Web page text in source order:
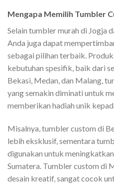
Mengapa Memilih Tumbler
Selain tumbler murah di Jogja
Anda juga dapat
sebagai pilihan terbaik.
kebutuhan spesifik, baik dari
Bekasi, Medan, dan Malang,
yang semakin diminati untuk
memberikan hadiah unik
Misalnya, tumbler custom di
lebih eksklusif, sementara
digunakan untuk
Sumatera. Tumbler custom di
desain kreatif, sangat cocok